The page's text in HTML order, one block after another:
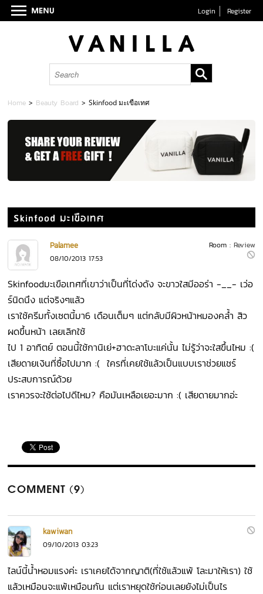
Login Register
Home > Beauty Board >Skinfood มะเขือเทศ
Skinfood มะเขือเทศ
Room : Review
Palamee
08/10/2013 17:53
Skinfoodมะเขือเทศที่เขาว่าเป็นที่โด่งดัง จะขาวใสมีออร่า -__- เว่อ
ร์นิดนึง แต่จริงๆแล้ว
เราใช้ครีมทั้งเซตนี้มา6 เดือนเต็มๆ แต่กลับมีผิวหน้าหมองคล้ำ สิว
ผดขึ้นหน้า เลยเลิกใช้
ไป 1 อาทิตย์ ตอนนี้ใช้กานิเย่+ฮาดะลาโบะแค่นั้น ไม่รู้ว่าจะใสขึ้นไหม :(
เสียดายเงินที่ซื้อไปมาก :( ใครที่เคยใช้แล้วเป็นแบบเราช่วยแชร์
ประสบการณ์ด้วย
เราควรจะใช้ต่อไปดีไหม? คือมันเหลือเยอะมาก :( เสียดายมากอ่ะ
COMMENT (9)
kawiwan
09/10/2013 03:23
ไลน์นี้น้ำหอมแรงค่ะ เราเคยได้จากญาติ(ที่ใช้แล้วแพ้ โละมาให้เรา) ใช้
แล้วเหมือนจะแพ้เหมือนกัน แต่เราหยุดใช้ก่อนเลยยังไม่เป็นไร